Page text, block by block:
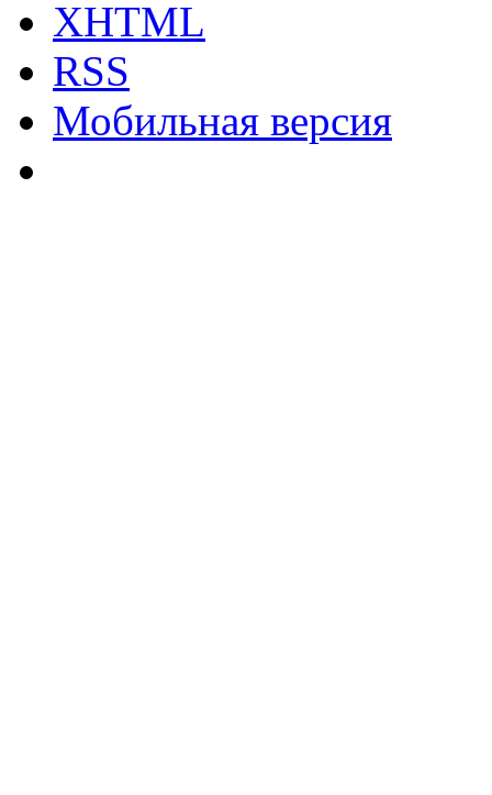
XHTML
RSS
Мобильная версия